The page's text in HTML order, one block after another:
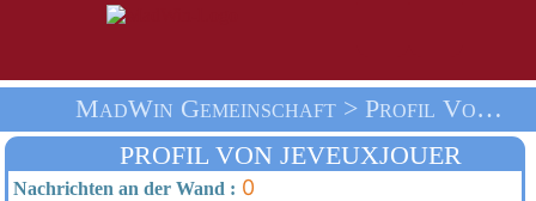
MadWin Gemeinschaft > Profil Von Jeveuxjouer > Heim
PROFIL VON JEVEUXJOUER
Nachrichten an der Wand : 0